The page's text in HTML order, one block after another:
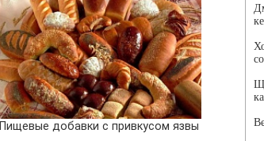
Пищевые добавки с привкусом язвы